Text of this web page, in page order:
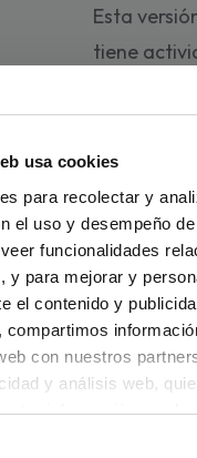
usa cookies
para recolectar y
el uso y desempeño
funcionalidades
y para mejorar y
el contenido y
con nuestros
y análisis web,
otra información que
Esta
tiene
Valoraciones)
visiting us from
States?
are distributed by